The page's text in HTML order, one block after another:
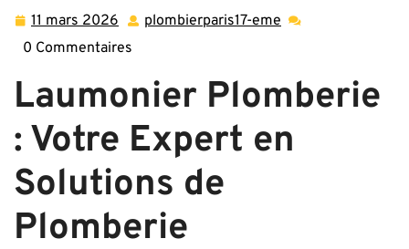
11 mars 2026 11
mars
plombierparis17-eme plombierparis17-
0 Commentaires
Laumonier Plomberie
: Votre Expert en
Solutions de
Plomberie